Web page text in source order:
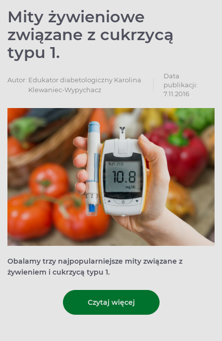
Mity żywieniowe
związane z cukrzycą
typu 1.
Autor: Edukator diabetologiczny Karolina
Klewaniec-Wypychacz
Data
publikacji:
7.11.2016
Obalamy trzy najpopularniejsze mity związane z
żywieniem i cukrzycą typu 1.
Czytaj więcej